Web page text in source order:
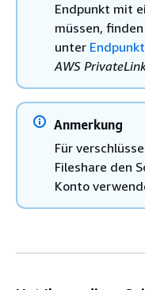
Endpunkt mit
müssen,
unter
AWS
Anmerkung
Für
Fileshare den
Konto